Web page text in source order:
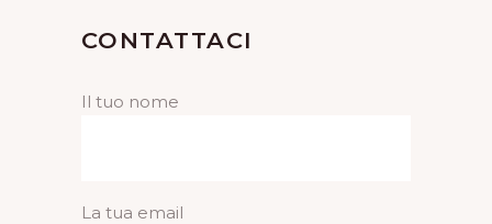
CONTATTACI
Il tuo nome
La tua email